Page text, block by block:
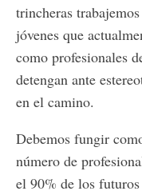
trincheras
jóvenes que
como profesionales
detengan ante
en el camino.
Debemos fungir
número de
el 90% de los